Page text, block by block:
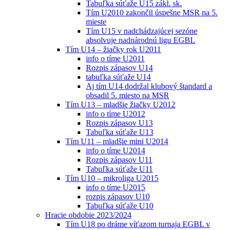
Tabuľka súťaže U15 zákl. sk.
Tím U2010 zakončil úspešne MSR na 5.
mieste
Tím U15 v nadchádzajúcej sezóne
absolvuje nadnárodnú ligu EGBL
Tím U14 – žiačky rok U2011
info o tíme U2011
Rozpis zápasov U14
tabuľka súťaže U14
Aj tím U14 dodržal klubový štandard a
obsadil 5. miesto na MSR
Tím U13 – mladšie žiačky U2012
info o tíme U2012
Rozpis zápasov U13
Tabuľka súťaže U13
Tím U11 – mladšie mini U2014
info o tíme U2014
Rozpis zápasov U11
Tabuľka súťaže U11
Tím U10 – mikroliga U2015
info o tíme U2015
rozpis zápasov U10
Tabuľka súťaže U10
Hracie obdobie 2023/2024
Tím U18 po dráme víťazom turnaja EGBL v